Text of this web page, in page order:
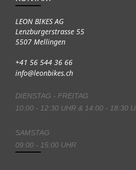
LEON BIKES AG
Lenzburgerstrasse 55
5507 Mellingen
+41 56 544 36 66
info@leonbikes.ch
DIENSTAG - FREITAG
10:00 - 12:30 UHR & 14:00 - 18:30
SAMSTAG
09:00 - 15:00 UHR